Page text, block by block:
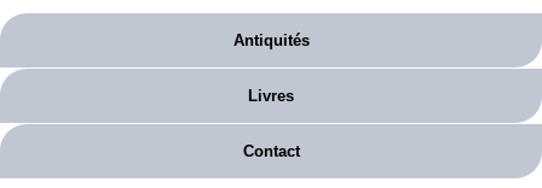
Antiquités
Livres
Contact